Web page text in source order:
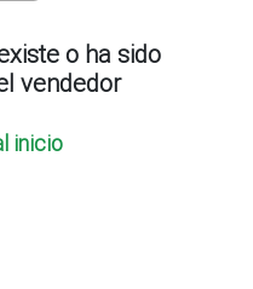
o ha sido
vendedor
inicio